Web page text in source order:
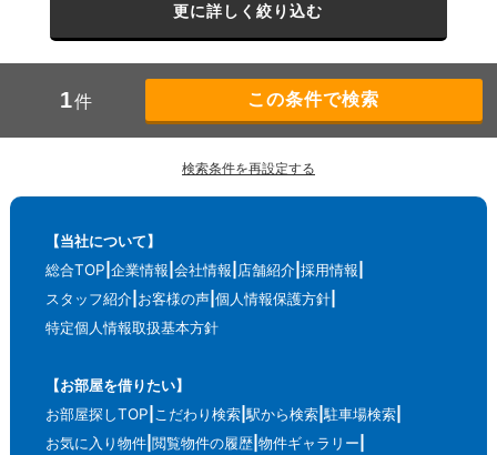
更に詳しく絞り込む
1件
検索条件を再設定する
【当社について】
総合TOP 企業情報 会社情報 店舗紹介 採用情報
スタッフ紹介 お客様の声 個人情報保護方針
特定個人情報取扱基本方針
【お部屋を借りたい】
お部屋探しTOP こだわり検索 駅から検索 駐車場検索
お気に入り物件 閲覧物件の履歴 物件ギャラリー